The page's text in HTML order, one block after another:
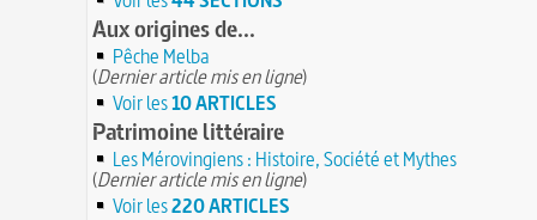
Aux origines de...
Pêche Melba
(Dernier article mis en ligne)
Voir les10 ARTICLES
Patrimoine littéraire
Les Mérovingiens : Histoire, Société et Mythes
(Dernier article mis en ligne)
Voir les220 ARTICLES